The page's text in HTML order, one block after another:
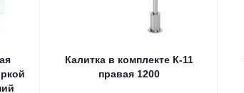
Калитка в комплекте К-11
правая 1200